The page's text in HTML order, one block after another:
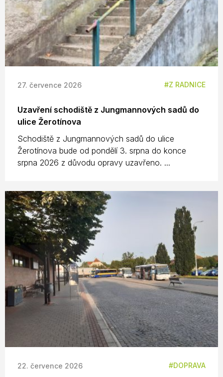
27. července 2026 Z RADNICE
Uzavření schodiště z Jungmannových sadů do
ulice Žerotínova
Schodiště z Jungmannových sadů do ulice
Žerotínova bude od pondělí 3. srpna do konce
srpna 2026 z důvodu opravy uzavřeno. ...
22. července 2026 DOPRAVA